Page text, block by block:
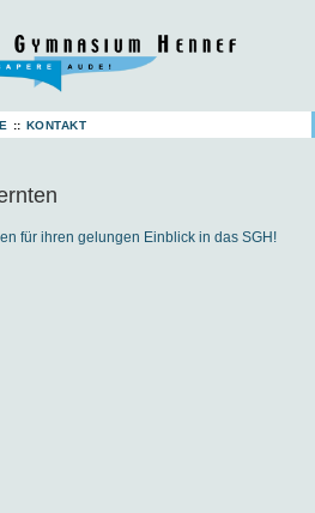
:: KONTAKT
für ihren gelungen Einblick in das SGH!